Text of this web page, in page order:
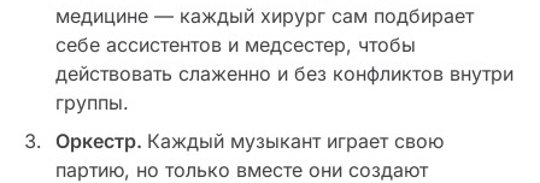
медицине — каждый хирург сам подбирает
себе ассистентов и медсестер, чтобы
действовать слаженно и без конфликтов внутри
группы.
Оркестр. Каждый музыкант играет свою
партию, но только вместе они создают